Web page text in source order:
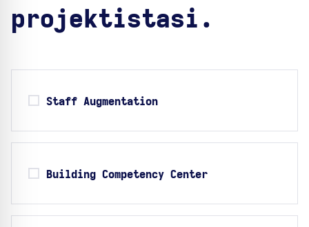
projektistasi.
Staff Augmentation
Building Competency Center